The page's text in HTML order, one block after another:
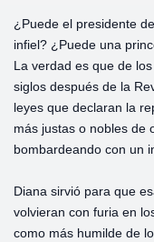
¿Puede el presidente
infiel? ¿Puede una
La verdad es que de
siglos después de la
leyes que declaran la
más justas o nobles de
bombardeando con un
Diana sirvió para que
volvieran con furia en
como más humilde de